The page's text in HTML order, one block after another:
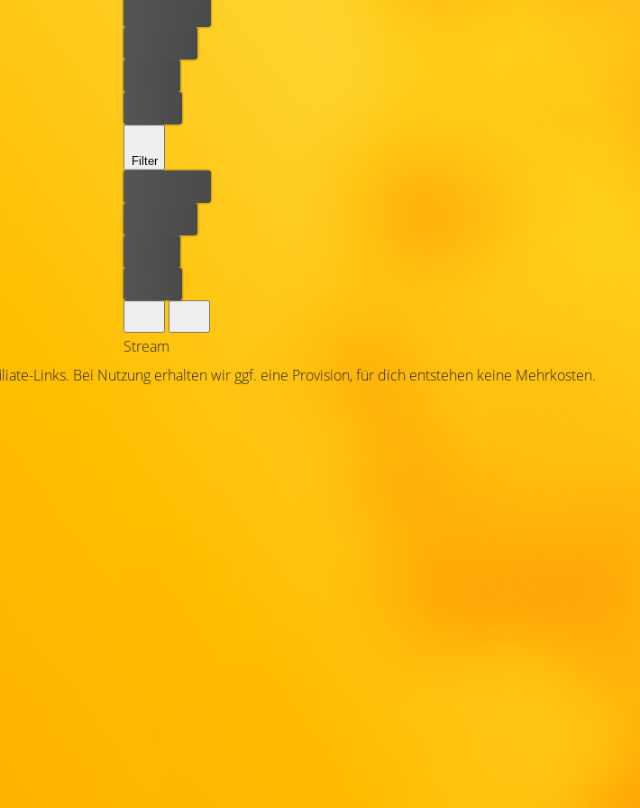
Filter
Stream
Links. Bei Nutzung erhalten wir ggf. eine Provision, für dich entstehen keine Mehrkosten.